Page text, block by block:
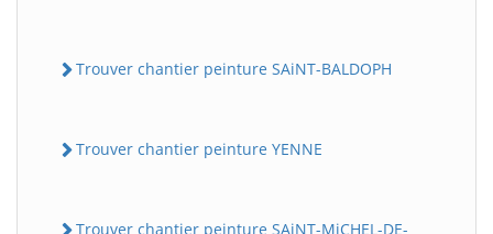
Trouver chantier peinture SAiNT-BALDOPH
Trouver chantier peinture YENNE
Trouver chantier peinture SAiNT-MiCHEL-DE-